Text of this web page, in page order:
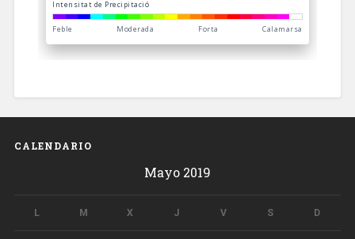
CALENDARIO
Mayo 2019
L M X J V S D